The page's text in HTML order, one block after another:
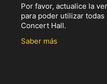
Por favor, actualice la
para poder utilizar
Concert Hall.
Saber más